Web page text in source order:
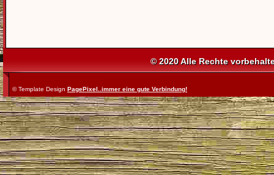
© 2020 Alle Rechte
© Template Design PagePixel..immer eine gute Verbindung!